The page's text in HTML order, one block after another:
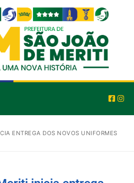
ENTREGA DOS NOVOS UNIFORMES